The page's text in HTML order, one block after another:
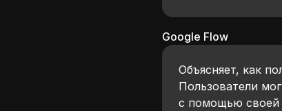
Google Flow
Объясняет, как
Пользователи
с помощью своей